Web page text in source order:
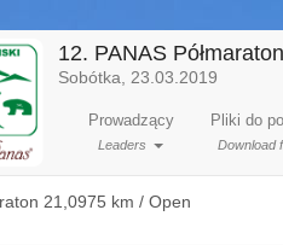
12. PANAS
Sobótka, 23.03.2019
Prowadzący
Leaders
Pliki do
Download
21,0975 km / Open